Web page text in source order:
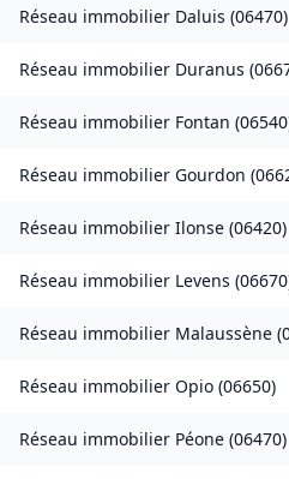
Réseau immobilier Daluis (06470)
Réseau immobilier Duranus (
Réseau immobilier Fontan (06540
Réseau immobilier Gourdon (
Réseau immobilier Ilonse (06420)
Réseau immobilier Levens (06670
Réseau immobilier Malaussène (
Réseau immobilier Opio (06650)
Réseau immobilier Péone (06470)